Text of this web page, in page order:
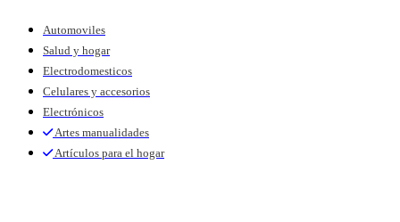
Automoviles
Salud y hogar
Electrodomesticos
Celulares y accesorios
Electrónicos
Artes manualidades
Artículos para el hogar